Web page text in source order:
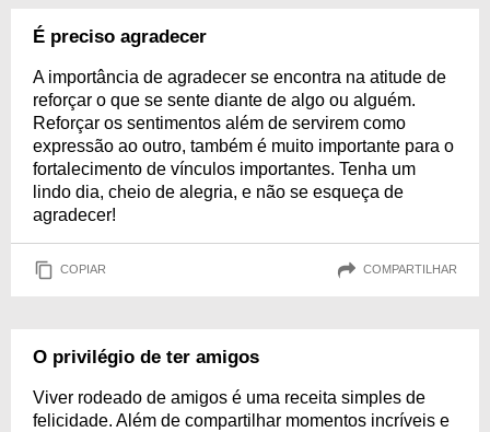
É preciso agradecer
A importância de agradecer se encontra na atitude de
reforçar o que se sente diante de algo ou alguém.
Reforçar os sentimentos além de servirem como
expressão ao outro, também é muito importante para o
fortalecimento de vínculos importantes. Tenha um
lindo dia, cheio de alegria, e não se esqueça de
agradecer!
COPIAR COMPARTILHAR
O privilégio de ter amigos
Viver rodeado de amigos é uma receita simples de
felicidade. Além de compartilhar momentos incríveis e